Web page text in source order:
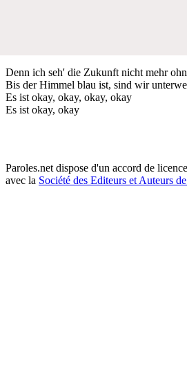
Denn ich seh' die Zukunft nicht mehr
Bis der Himmel blau ist, sind wir
Es ist okay, okay, okay, okay
Es ist okay, okay
Paroles.net dispose d'un accord de
avec la Société des Editeurs et Auteurs